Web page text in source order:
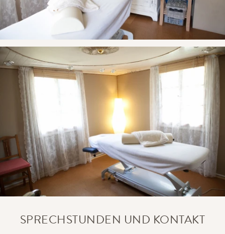
SPRECHSTUNDEN UND KONTAKT